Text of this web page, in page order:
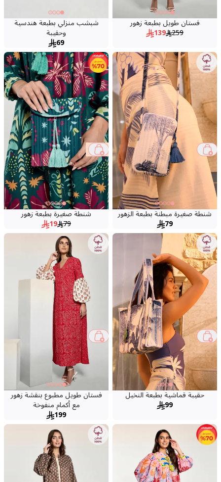
فستان طويل بطبعة زهور
259
139
شبشب منزلي بطبعة هندسية
وحقيبة
69
شنطة صغيرة مبطنة بطبعة الزهور
79
شنطة صغيرة بطبعة زهور
79
19
76 %
حقيبة قماشية بطبعة النخيل
99
فستان طويل مطبوع بنقشة زهور
مع أكمام منفوخة
199